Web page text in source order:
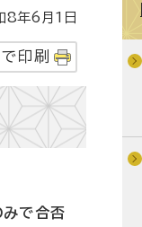
年6月1日
印刷
みで合否